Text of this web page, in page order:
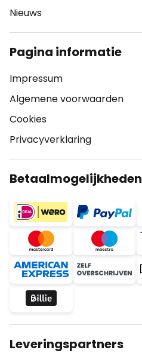
Nieuws
Pagina informatie
Impressum
Algemene voorwaarden
Cookies
Privacyverklaring
Betaalmogelijkheden
Leveringspartners